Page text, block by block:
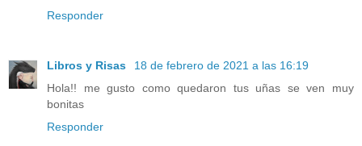
Responder
Libros y Risas
18 de febrero de 2021 a las 16:19
Hola!! me gusto como quedaron tus uñas se ven muy
bonitas
Responder